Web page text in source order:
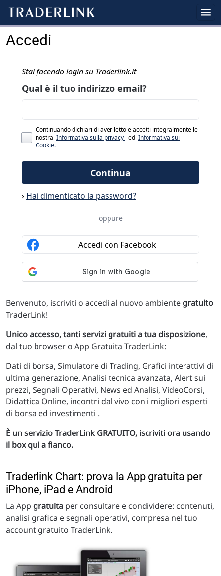
Accedi
Benvenuto, iscriviti o accedi al nuovo ambiente gratuito
TraderLink!
Unico accesso, tanti servizi gratuiti a tua disposizione,
dal tuo browser o App Gratuita TraderLink:
Dati di borsa, Simulatore di Trading, Grafici interattivi di
ultima generazione, Analisi tecnica avanzata, Alert sui
prezzi, Segnali Operativi, News ed Analisi, VideoCorsi,
Didattica Online, incontri dal vivo con i migliori esperti
di borsa ed investimenti .
È un servizio TraderLink GRATUITO, iscriviti ora usando
il box qui a fianco.
Traderlink Chart: prova la App gratuita per
iPhone, iPad e Android
La App gratuita per consultare e condividere: contenuti,
analisi grafica e segnali operativi, compresa nel tuo
account gratuito TraderLink.